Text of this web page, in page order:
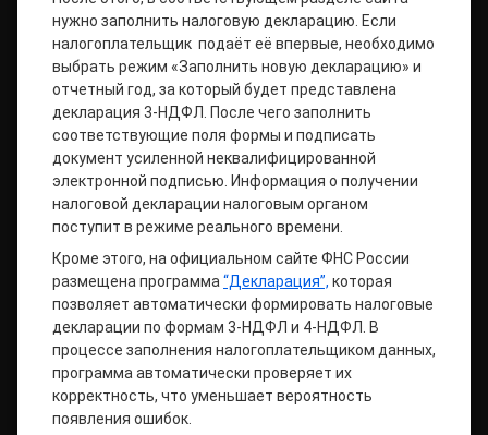
нужно заполнить налоговую декларацию. Если
налогоплательщик подаёт её впервые, необходимо
выбрать режим «Заполнить новую декларацию» и
отчетный год, за который будет представлена
декларация 3-НДФЛ. После чего заполнить
соответствующие поля формы и подписать
документ усиленной неквалифицированной
электронной подписью. Информация о получении
налоговой декларации налоговым органом
поступит в режиме реального времени.
Кроме этого, на официальном сайте ФНС России
размещена программа“Декларация”, которая
позволяет автоматически формировать налоговые
декларации по формам 3-НДФЛ и 4-НДФЛ. В
процессе заполнения налогоплательщиком данных,
программа автоматически проверяет их
корректность, что уменьшает вероятность
появления ошибок.